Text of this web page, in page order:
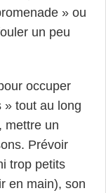
» ou
un peu
occuper
» tout au long
mettre un
Prévoir
trop petits
en main), son